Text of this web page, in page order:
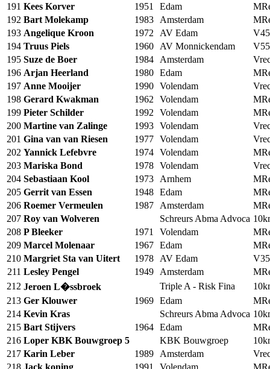
191 Kees Korver 1951 Edam
192 Bart Molekamp 1983 Amsterdam
193 Angelique Kroon 1972 AV Edam
V45
194 Truus Piels 1960 AV Monnickendam
V55
195 Suze de Boer 1984 Amsterdam
196 Arjan Heerland 1980 Edam
197 Anne Mooijer 1990 Volendam
198 Gerard Kwakman 1962 Volendam
199 Pieter Schilder 1992 Volendam
200 Martine van Zalinge 1993 Volendam
201 Gina van van Riesen 1977 Volendam
202 Yannick Lefebvre 1974 Volendam
203 Mariska Bond 1978 Volendam
204 Sebastiaan Kool 1973 Arnhem
205 Gerrit van Essen 1948 Edam
206 Roemer Vermeulen 1987 Amsterdam
207 Roy van Wolveren Schreurs Abma Advoca
208 P Bleeker 1971 Volendam
209 Marcel Molenaar 1967 Edam
210 Margriet Sta van Uitert 1978 AV Edam
V35
211 Lesley Pengel 1949 Amsterdam
212 Jeroen L�ssbroek Triple A - Risk Fina
213 Ger Klouwer 1969 Edam
214 Kevin Kras Schreurs Abma Advoca
215 Bart Stijvers 1964 Edam
216 Loper KBK Bouwgroep 5 KBK Bouwgroep
217 Karin Leber 1989 Amsterdam
218 Jack koning 1991 Volendam